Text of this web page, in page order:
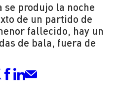
se produjo la noche
de un partido de
fallecido, hay un
de bala, fuera de